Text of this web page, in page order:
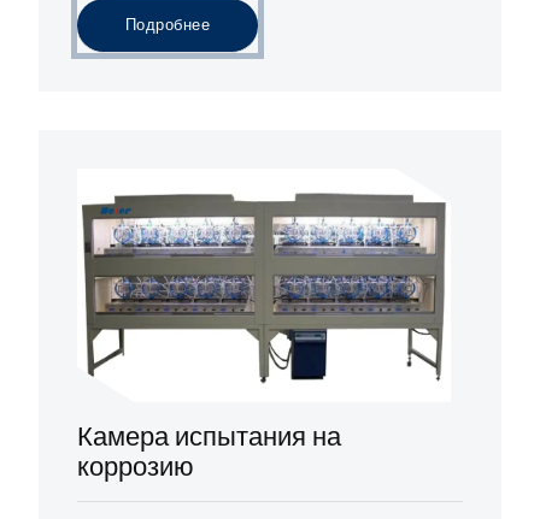
Подробнее
Камера испытания на
коррозию